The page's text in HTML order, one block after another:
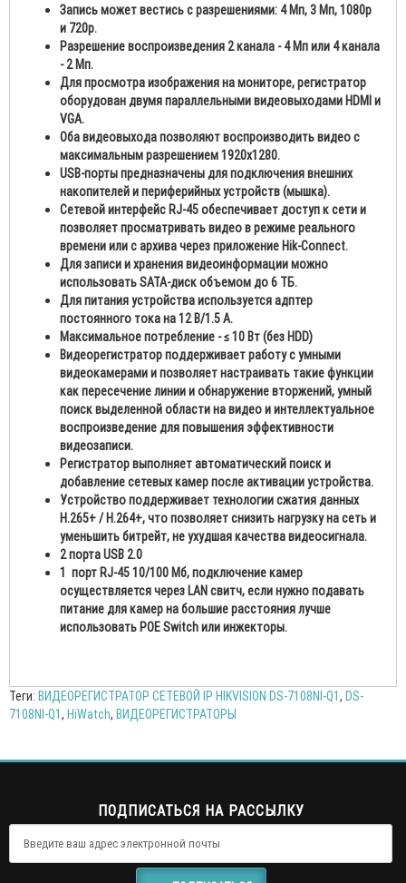
Запись может вестись с разрешениями: 4 Мп, 3 Мп, 1080p
и 720p.
Разрешение воспроизведения 2 канала - 4 Мп или 4 канала
- 2 Мп.
Для просмотра изображения на мониторе, регистратор
оборудован двумя параллельными видеовыходами HDMI и
VGA.
Оба видеовыхода позволяют воспроизводить видео с
максимальным разрешением 1920x1280.
USB-порты предназначены для подключения внешних
накопителей и периферийных устройств (мышка).
Сетевой интерфейс RJ-45 обеспечивает доступ к сети и
позволяет просматривать видео в режиме реального
времени или с архива через приложение Hik-Connect.
Для записи и хранения видеоинформации можно
использовать SATA-диск объемом до 6 ТБ.
Для питания устройства используется адптер
постоянного тока на 12 B/1.5 А.
Максимальное потребление - ≤ 10 Вт (без HDD)
Видеорегистратор поддерживает работу с умными
видеокамерами и позволяет настраивать такие функции
как пересечение линии и обнаружение вторжений, умный
поиск выделенной области на видео и интеллектуальное
воспроизведение для повышения эффективности
видеозаписи.
Регистратор выполняет автоматический поиск и
добавление сетевых камер после активации устройства.
Устройство поддерживает технологии сжатия данных
H.265+ / H.264+, что позволяет снизить нагрузку на сеть и
уменьшить битрейт, не ухудшая качества видеосигнала.
2 порта USB 2.0
1 порт RJ-45 10/100 Мб, подключение камер
осуществляется через LAN свитч, если нужно подавать
питание для камер на большие расстояния лучше
использовать POE Switch или инжекторы.
Теги: ВИДЕОРЕГИСТРАТОР СЕТЕВОЙ IP HIKVISION DS-7108NI-Q1, DS-
7108NI-Q1, HiWatch, ВИДЕОРЕГИСТРАТОРЫ
ПОДПИСАТЬСЯ НА РАССЫЛКУ